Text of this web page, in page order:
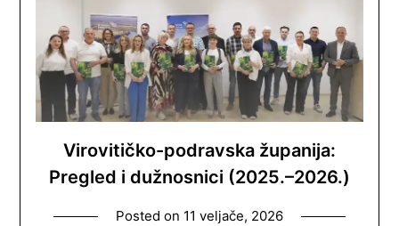
Virovitičko-podravska županija:
Pregled i dužnosnici (2025.–2026.)
Posted on 11 veljače, 2026